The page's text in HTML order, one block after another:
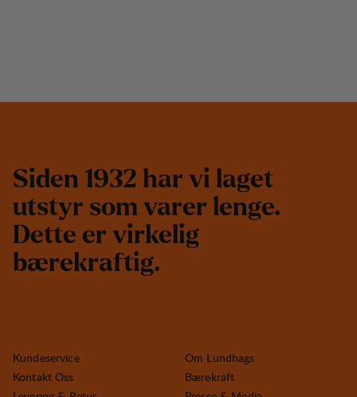
Siden 1932 har vi laget
utstyr som varer lenge.
Dette er virkelig
bærekraftig.
Kundeservice
Kontakt Oss
Om Lundhags
Bærekraft